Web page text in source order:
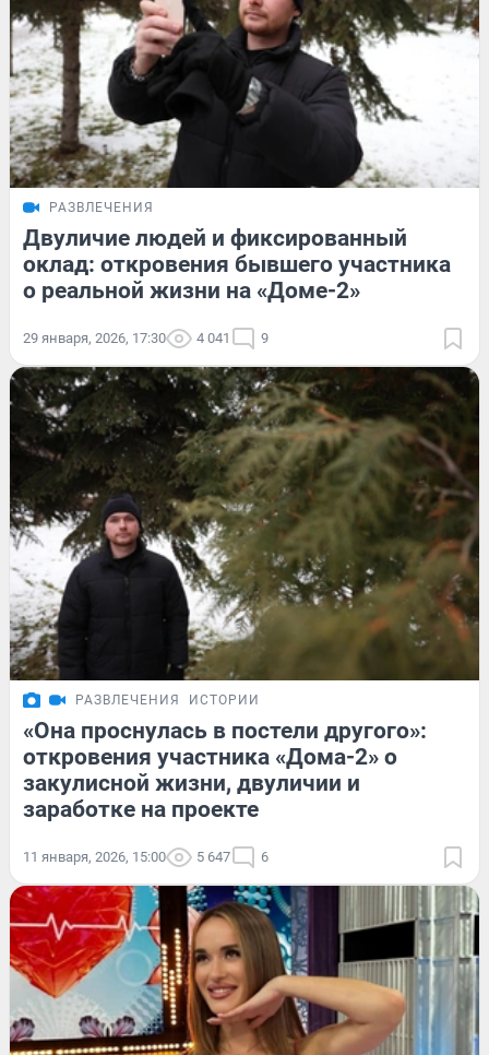
РАЗВЛЕЧЕНИЯ
Двуличие людей и фиксированный
оклад: откровения бывшего участника
о реальной жизни на «Доме-2»
29 января, 2026, 17:30 4 041 9
РАЗВЛЕЧЕНИЯ ИСТОРИИ
«Она проснулась в постели другого»:
откровения участника «Дома-2» о
закулисной жизни, двуличии и
заработке на проекте
11 января, 2026, 15:00 5 647 6